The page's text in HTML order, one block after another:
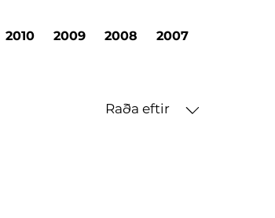
2010 2009 2008 2007
Raða eftir